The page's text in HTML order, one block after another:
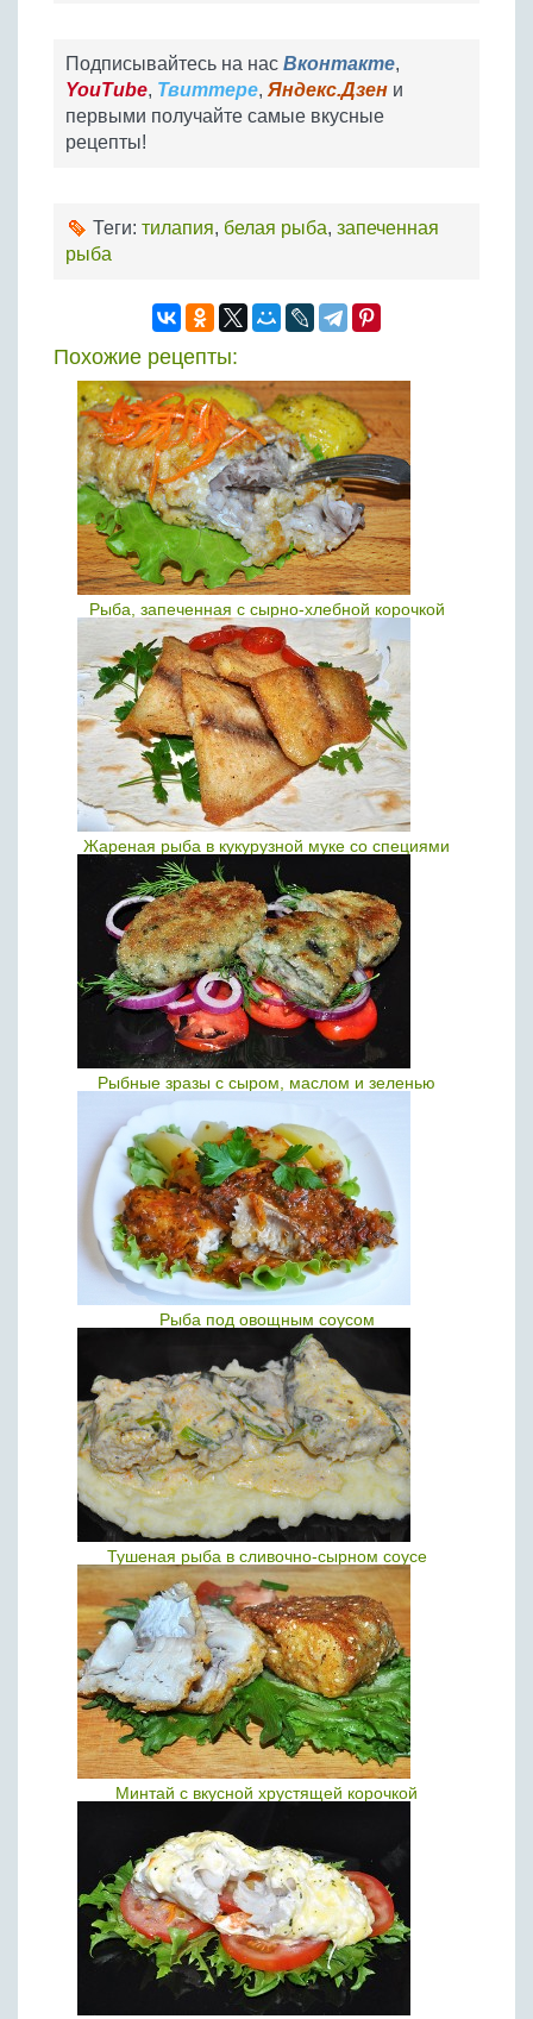
Подписывайтесь на нас Вконтакте,
YouTube, Твиттере, Яндекс.Дзен и
первыми получайте самые вкусные
рецепты!
Теги: тилапия, белая рыба, запеченная
рыба
Похожие рецепты:
Рыба, запеченная с сырно-хлебной корочкой
Жареная рыба в кукурузной муке со специями
Рыбные зразы с сыром, маслом и зеленью
Рыба под овощным соусом
Тушеная рыба в сливочно-сырном соусе
Минтай с вкусной хрустящей корочкой